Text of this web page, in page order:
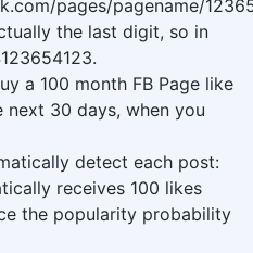
pages/pagename/
the last digit, so in
a 100 month FB Page like
next 30 days, when you
detect each post:
receives 100 likes
the popularity probability